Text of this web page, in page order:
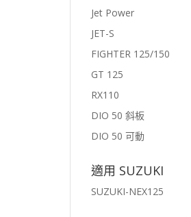
Jet Power
JET-S
FIGHTER 125/150
GT 125
RX110
DIO 50 斜板
DIO 50 可動
適用 SUZUKI
SUZUKI-NEX125